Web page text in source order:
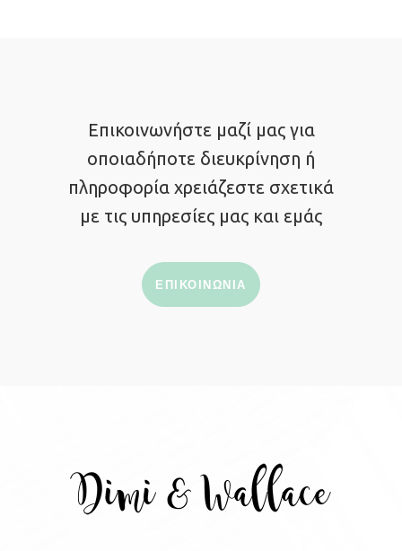
Επικοινωνήστε μαζί μας για
οποιαδήποτε διευκρίνηση ή
πληροφορία χρειάζεστε σχετικά
με τις υπηρεσίες μας και εμάς
ΕΠΙΚΟΙΝΩΝΙΑ